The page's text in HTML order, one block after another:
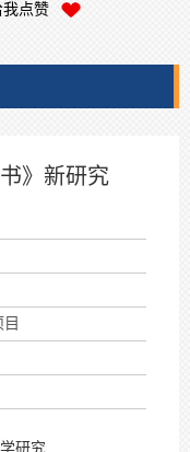
点赞
》新研究
研究